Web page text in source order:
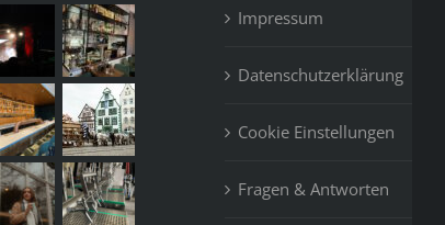
Impressum
Datenschutzerklärung
Cookie Einstellungen
Fragen & Antworten